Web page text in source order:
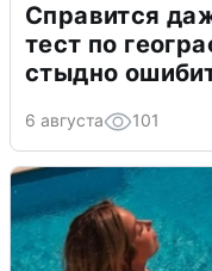
Справится
тест по
стыдно
6 августа 101